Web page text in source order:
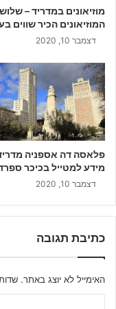
מוזיאונים במדריד –
המוזיאונים הכיר שווים
דצמבר 10, 2020
פלאסה דה אספניה
מידע למטייל בכיכר
דצמבר 10, 2020
כתיבת תגובה
האימייל לא יוצג באתר.